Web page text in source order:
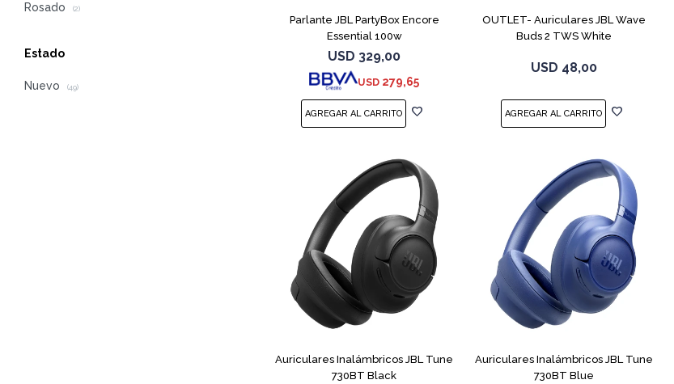
Parlante JBL PartyBox Encore
Essential 100w
USD 329,00
USD 279,65
OUTLET- Auriculares JBL Wave
Buds 2 TWS White
USD 48,00
Auriculares Inalámbricos JBL Tune
730BT Black
Auriculares Inalámbricos JBL Tune
730BT Blue
Rosado (2)
Estado
Nuevo (49)